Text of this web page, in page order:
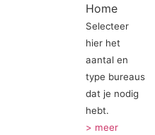
Home
Selecteer
hier het
aantal en
type bureaus
dat je nodig
hebt.
> meer